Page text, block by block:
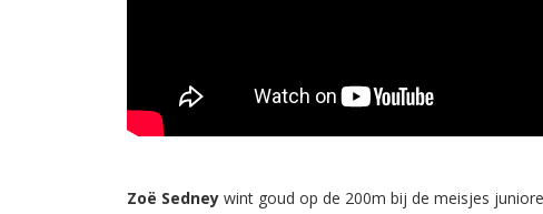
Zoë Sedney wint goud op de 200m bij de meisjes